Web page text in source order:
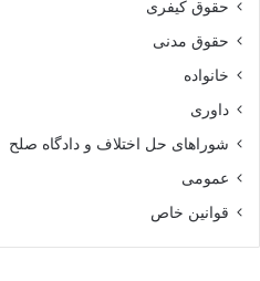
حقوق کیفری
حقوق مدنی
خانواده
داوری
شوراهای حل اختلاف و دادگاه صلح
عمومی
قوانین خاص